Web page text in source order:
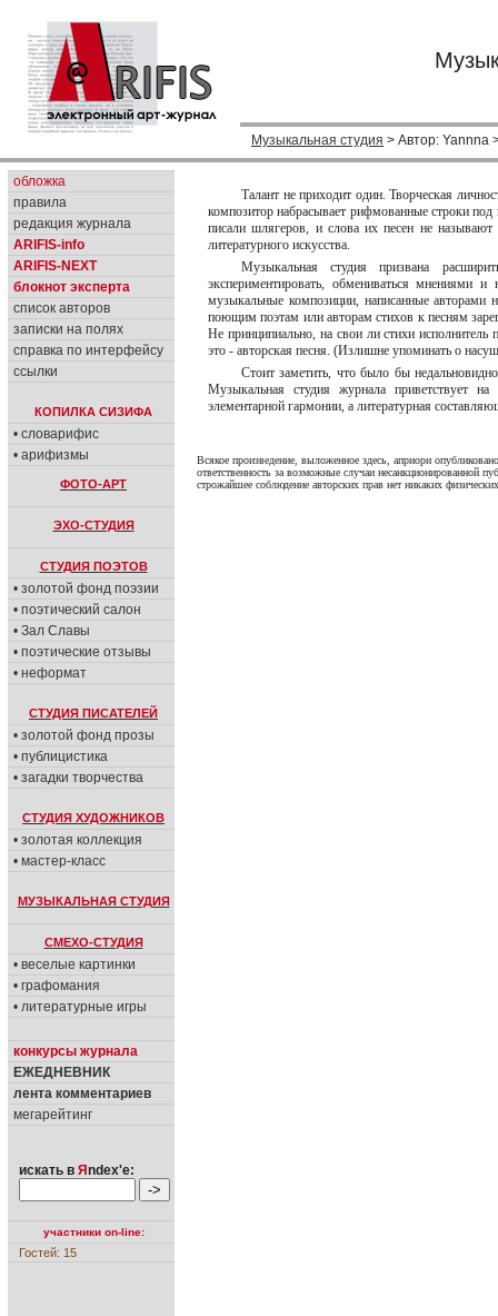
Музыкальная студия > Автор: Yannna
обложка
правила
редакция журнала
ARIFIS-info
ARIFIS-NEXT
блокнот эксперта
список авторов
записки на полях
справка по интерфейсу
ссылки
КОПИЛКА СИЗИФА
• словарифис
• арифизмы
ФОТО-АРТ
ЭХО-СТУДИЯ
СТУДИЯ ПОЭТОВ
• золотой фонд поэзии
• поэтический салон
• Зал Славы
• поэтические отзывы
• неформат
СТУДИЯ ПИСАТЕЛЕЙ
• золотой фонд прозы
• публицистика
• загадки творчества
СТУДИЯ ХУДОЖНИКОВ
• золотая коллекция
• мастер-класс
МУЗЫКАЛЬНАЯ СТУДИЯ
СМЕХО-СТУДИЯ
• веселые картинки
• графомания
• литературные игры
конкурсы журнала
ЕЖЕДНЕВНИК
лента комментариев
мегарейтинг
искать в Я ndex'е:
участники on-line:
Гостей: 15
Талант не приходит один. Творческая
композитор набрасывает рифмованные строки
писали шлягеров, и слова их песен не
литературного искусства.
Музыкальная студия призвана
экспериментировать, обмениваться мнениями
музыкальные композиции, написанные
поющим поэтам или авторам стихов к песням
Не принципиально, на свои ли стихи
это - авторская песня. (Излишне упоминать о
Стоит заметить, что было бы
Музыкальная студия журнала приветствует
элементарной гармонии, а литературная
Всякое произведение, выложенное здесь, априори
ответственность за возможные случаи несанкционированной
строжайшее соблюдение авторских прав нет никаких